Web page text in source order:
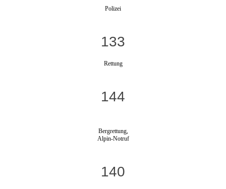
Polizei
133
Rettung
144
Bergrettung,
Alpin-Notruf
140